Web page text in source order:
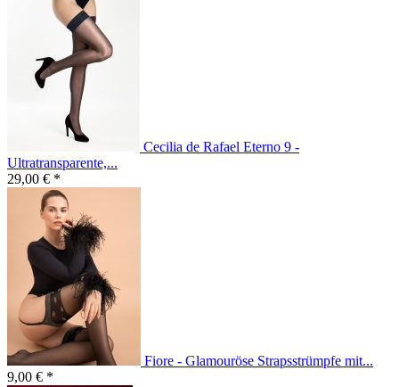
Cecilia de Rafael Eterno 9 -
Ultratransparente,...
29,00 € *
Fiore - Glamouröse Strapsstrümpfe mit...
9,00 € *